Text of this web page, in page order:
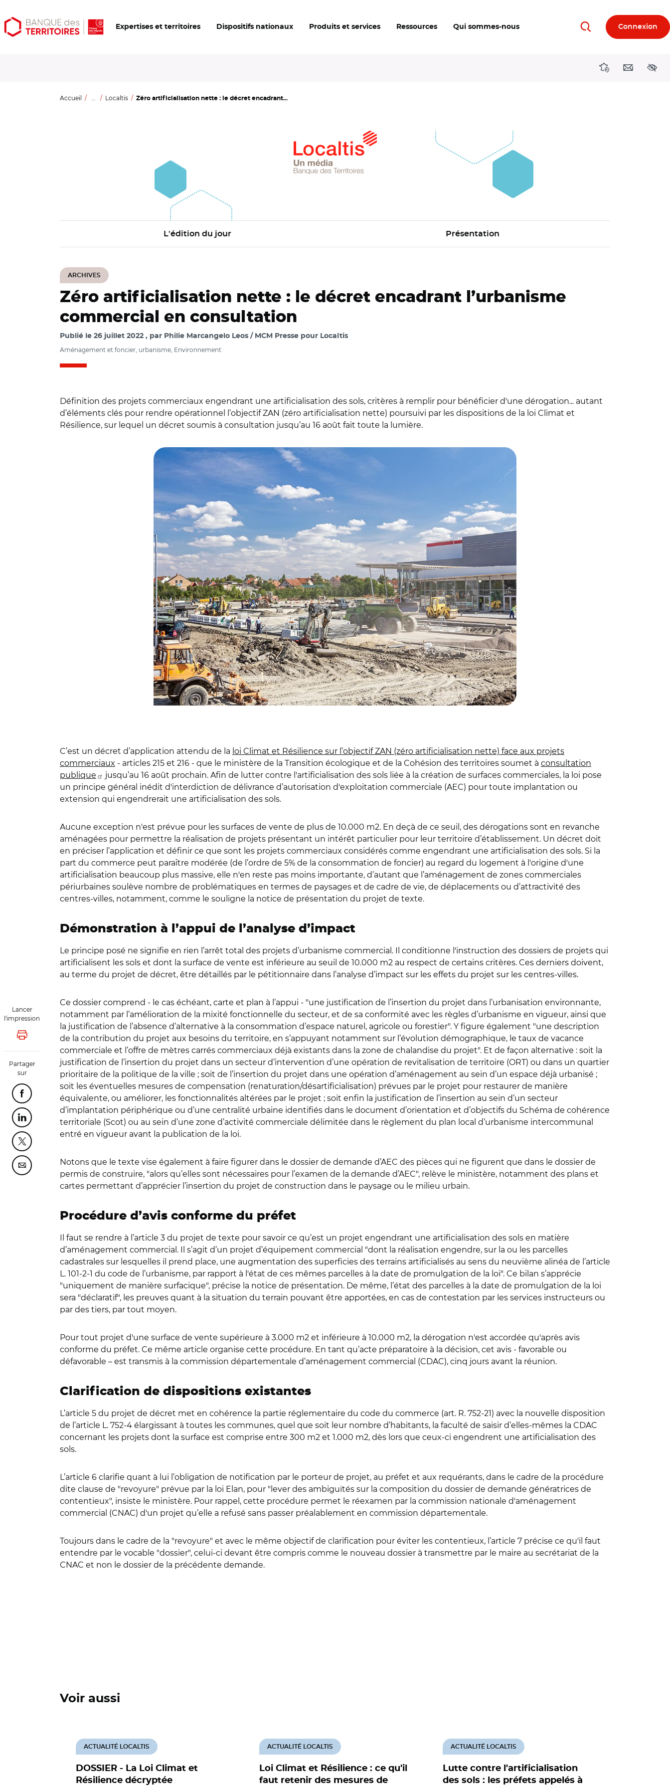
Aller
au
Aller
au
Ouvrir
les
Expertises et territoires Dispositifs nationaux Produits et services Ressources Qui sommes-nous RechercherConnexion
DirectionsContact
Accueil ... Localtis Zéro artificialisation nette : le décret encadrant...
L'édition du jour Présentation
ARCHIVES
Lancer
l'impression
Lancer l'impression
Partager
sur
Partager cette page sur Facebook
Partager cette page sur Linkedin
Partager cette page sur Twitter
Partager cette page sur Courriel
Zéro artificialisation nette : le décret encadrant l’urbanisme
commercial en consultation
Publié le 26 juillet 2022 par Philie Marcangelo Leos / MCM Presse pour Localtis
Aménagement et foncier, urbanisme, Environnement
Définition des projets commerciaux engendrant une artificialisation des sols, critères à remplir pour bénéficier d'une dérogation... autant
d’éléments clés pour rendre opérationnel l’objectif ZAN (zéro artificialisation nette) poursuivi par les dispositions de la loi Climat et
Résilience, sur lequel un décret soumis à consultation jusqu’au 16 août fait toute la lumière.
C’est un décret d’application attendu de la loi Climat et Résilience sur l’objectif ZAN (zéro artificialisation nette) face aux projets
commerciaux - articles 215 et 216 - que le ministère de la Transition écologique et de la Cohésion des territoires soumet à consultation
publique
jusqu’au 16 août prochain. Afin de lutter contre l'artificialisation des sols liée à la création de surfaces commerciales, la loi pose
un principe général inédit d'interdiction de délivrance d’autorisation d'exploitation commerciale (AEC) pour toute implantation ou
extension qui engendrerait une artificialisation des sols.
Aucune exception n'est prévue pour les surfaces de vente de plus de 10.000 m2. En deçà de ce seuil, des dérogations sont en revanche
aménagées pour permettre la réalisation de projets présentant un intérêt particulier pour leur territoire d’établissement. Un décret doit
en préciser l’application et définir ce que sont les projets commerciaux considérés comme engendrant une artificialisation des sols. Si la
part du commerce peut paraître modérée (de l’ordre de 5% de la consommation de foncier) au regard du logement à l'origine d'une
artificialisation beaucoup plus massive, elle n'en reste pas moins importante, d’autant que l’aménagement de zones commerciales
périurbaines soulève nombre de problématiques en termes de paysages et de cadre de vie, de déplacements ou d’attractivité des
centres-villes, notamment, comme le souligne la notice de présentation du projet de texte.
Démonstration à l’appui de l’analyse d’impact
Le principe posé ne signifie en rien l’arrêt total des projets d’urbanisme commercial. Il conditionne l'instruction des dossiers de projets qui
artificialisent les sols et dont la surface de vente est inférieure au seuil de 10.000 m2 au respect de certains critères. Ces derniers doivent,
au terme du projet de décret, être détaillés par le pétitionnaire dans l’analyse d’impact sur les effets du projet sur les centres-villes.
Ce dossier comprend - le cas échéant, carte et plan à l’appui - "une justification de l’insertion du projet dans l’urbanisation environnante,
notamment par l’amélioration de la mixité fonctionnelle du secteur, et de sa conformité avec les règles d’urbanisme en vigueur, ainsi que
la justification de l’absence d’alternative à la consommation d’espace naturel, agricole ou forestier". Y figure également "une description
de la contribution du projet aux besoins du territoire, en s’appuyant notamment sur l’évolution démographique, le taux de vacance
commerciale et l’offre de mètres carrés commerciaux déjà existants dans la zone de chalandise du projet". Et de façon alternative : soit la
justification de l’insertion du projet dans un secteur d’intervention d’une opération de revitalisation de territoire (ORT) ou dans un quartier
prioritaire de la politique de la ville ; soit de l’insertion du projet dans une opération d’aménagement au sein d’un espace déjà urbanisé ;
soit les éventuelles mesures de compensation (renaturation/désartificialisation) prévues par le projet pour restaurer de manière
équivalente, ou améliorer, les fonctionnalités altérées par le projet ; soit enfin la justification de l’insertion au sein d’un secteur
d’implantation périphérique ou d’une centralité urbaine identifiés dans le document d’orientation et d’objectifs du Schéma de cohérence
territoriale (Scot) ou au sein d’une zone d’activité commerciale délimitée dans le règlement du plan local d’urbanisme intercommunal
entré en vigueur avant la publication de la loi.
Notons que le texte vise également à faire figurer dans le dossier de demande d’AEC des pièces qui ne figurent que dans le dossier de
permis de construire, "alors qu’elles sont nécessaires pour l’examen de la demande d’AEC", relève le ministère, notamment des plans et
cartes permettant d’apprécier l’insertion du projet de construction dans le paysage ou le milieu urbain.
Procédure d’avis conforme du préfet
Il faut se rendre à l’article 3 du projet de texte pour savoir ce qu’est un projet engendrant une artificialisation des sols en matière
d’aménagement commercial. Il s’agit d’un projet d’équipement commercial "dont la réalisation engendre, sur la ou les parcelles
cadastrales sur lesquelles il prend place, une augmentation des superficies des terrains artificialisés au sens du neuvième alinéa de l’article
L. 101-2-1 du code de l’urbanisme, par rapport à l'état de ces mêmes parcelles à la date de promulgation de la loi". Ce bilan s’apprécie
"uniquement de manière surfacique", précise la notice de présentation. De même, l’état des parcelles à la date de promulgation de la loi
sera "déclaratif", les preuves quant à la situation du terrain pouvant être apportées, en cas de contestation par les services instructeurs ou
par des tiers, par tout moyen.
Pour tout projet d'une surface de vente supérieure à 3.000 m2 et inférieure à 10.000 m2, la dérogation n'est accordée qu'après avis
conforme du préfet. Ce même article organise cette procédure. En tant qu’acte préparatoire à la décision, cet avis - favorable ou
défavorable – est transmis à la commission départementale d’aménagement commercial (CDAC), cinq jours avant la réunion.
Clarification de dispositions existantes
L’article 5 du projet de décret met en cohérence la partie réglementaire du code du commerce (art. R. 752-21) avec la nouvelle disposition
de l’article L. 752-4 élargissant à toutes les communes, quel que soit leur nombre d’habitants, la faculté de saisir d’elles-mêmes la CDAC
concernant les projets dont la surface est comprise entre 300 m2 et 1.000 m2, dès lors que ceux-ci engendrent une artificialisation des
sols.
L’article 6 clarifie quant à lui l’obligation de notification par le porteur de projet, au préfet et aux requérants, dans le cadre de la procédure
dite clause de "revoyure" prévue par la loi Elan, pour "lever des ambiguïtés sur la composition du dossier de demande génératrices de
contentieux", insiste le ministère. Pour rappel, cette procédure permet le réexamen par la commission nationale d'aménagement
commercial (CNAC) d'un projet qu’elle a refusé sans passer préalablement en commission départementale.
Toujours dans le cadre de la "revoyure" et avec le même objectif de clarification pour éviter les contentieux, l’article 7 précise ce qu'il faut
entendre par le vocable "dossier", celui-ci devant être compris comme le nouveau dossier à transmettre par le maire au secrétariat de la
CNAC et non le dossier de la précédente demande.
Voir aussi
DOSSIER - La Loi Climat et
Résilience décryptée
ACTUALITÉ LOCALTIS
Loi Climat et Résilience : ce qu'il
faut retenir des mesures de
ACTUALITÉ LOCALTIS
Lutte contre l'artificialisation
des sols : les préfets appelés à
ACTUALITÉ LOCALTIS